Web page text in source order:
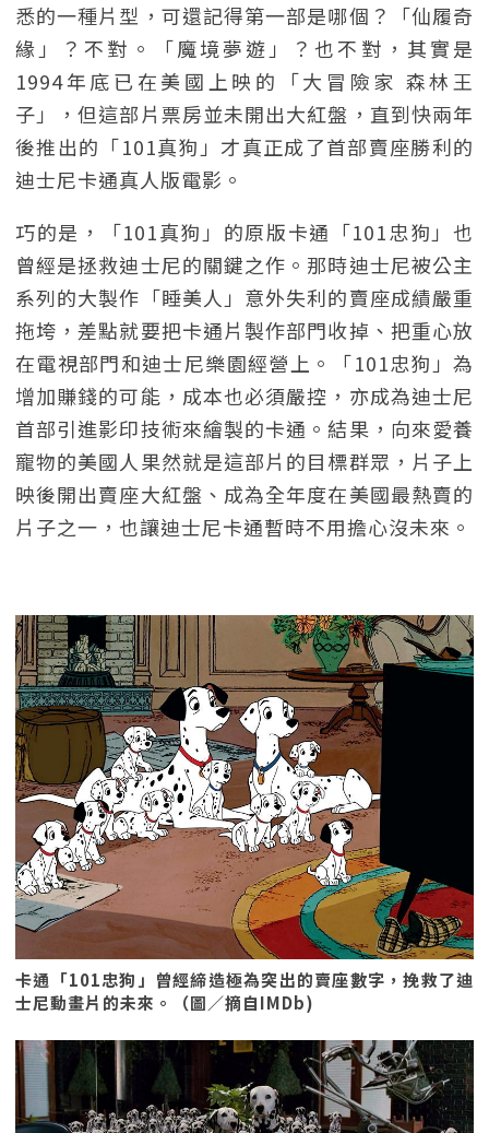
悉的一種片型，可還記得第一部是哪個？「仙履奇
緣」？不對。「魔境夢遊」？也不對，其實是
1994年底已在美國上映的「大冒險家 森林王
子」，但這部片票房並未開出大紅盤，直到快兩年
後推出的「101真狗」才真正成了首部賣座勝利的
迪士尼卡通真人版電影。
巧的是，「101真狗」的原版卡通「101忠狗」也
曾經是拯救迪士尼的關鍵之作。那時迪士尼被公主
系列的大製作「睡美人」意外失利的賣座成績嚴重
拖垮，差點就要把卡通片製作部門收掉、把重心放
在電視部門和迪士尼樂園經營上。「101忠狗」為
增加賺錢的可能，成本也必須嚴控，亦成為迪士尼
首部引進影印技術來繪製的卡通。結果，向來愛養
寵物的美國人果然就是這部片的目標群眾，片子上
映後開出賣座大紅盤、成為全年度在美國最熱賣的
片子之一，也讓迪士尼卡通暫時不用擔心沒未來。
卡通「101忠狗」曾經締造極為突出的賣座數字，挽救了迪
士尼動畫片的未來。（圖／摘自IMDb)